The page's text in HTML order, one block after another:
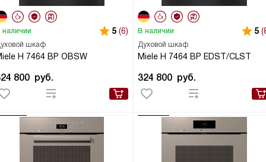
шкаф
H 7464 BP OBSW
наличии 5 (6)
800 руб.
Духовой шкаф
Miele H 7464 BP EDST/CLST
В наличии 5
324 800 руб.